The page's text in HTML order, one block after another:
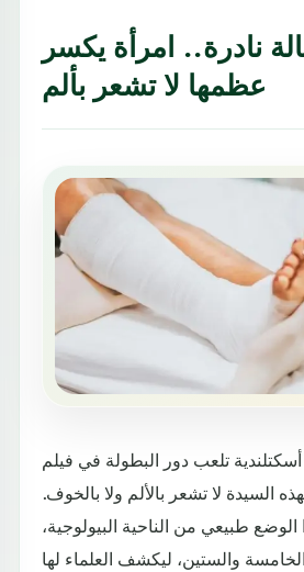
نادرة.. امرأة يكسر
عظمها لا تشعر بألم
أسكتلندية تلعب دور البطولة في فيلم
السيدة لا تشعر بالألم ولا بالخوف.
طبيعي من الناحية البيولوجية،
والستين، ليكشف العلماء لها